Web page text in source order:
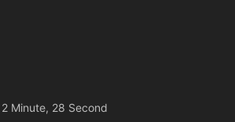
2 Minute, 28 Second